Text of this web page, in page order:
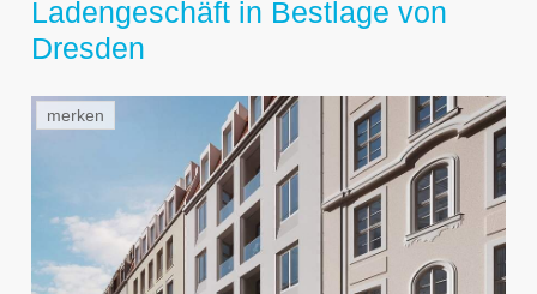
Ladengeschäft in Bestlage von
Dresden
merken